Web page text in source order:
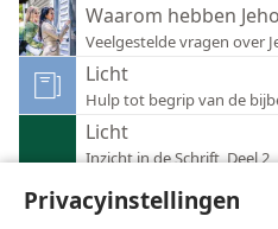
Privacyinstellingen
Waarom hebben
Veelgestelde vragen over
Licht
Hulp tot begrip van de
Licht
Inzicht in de Schrift, Deel 2
Zult u met God
De Wachttoren —